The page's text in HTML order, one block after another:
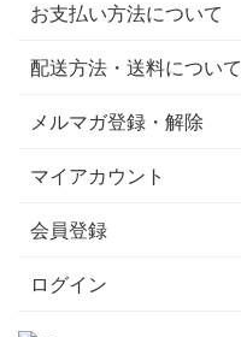
お支払い方法について
配送方法・送料について
メルマガ登録・解除
マイアカウント
会員登録
ログイン